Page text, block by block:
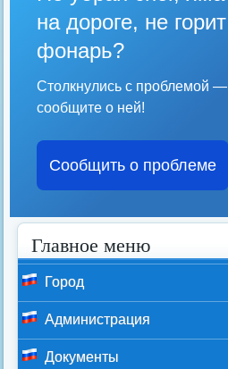
на дороге, не горит
фонарь?
Столкнулись с проблемой —
сообщите о ней!
Сообщить о проблеме
Главное меню
Город
Администрация
Документы